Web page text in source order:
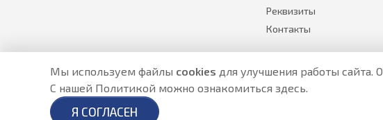
Реквизиты
Контакты
Разработано в
Мы используем файлы cookies для улучшения работы сайта.
С нашей Политикой можно ознакомиться здесь.
Я СОГЛАСЕН